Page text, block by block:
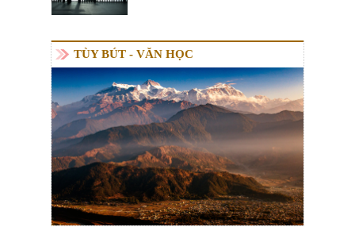
TÙY BÚT - VĂN HỌC